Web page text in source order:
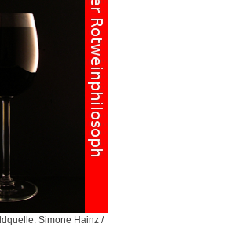
Simone Hainz /